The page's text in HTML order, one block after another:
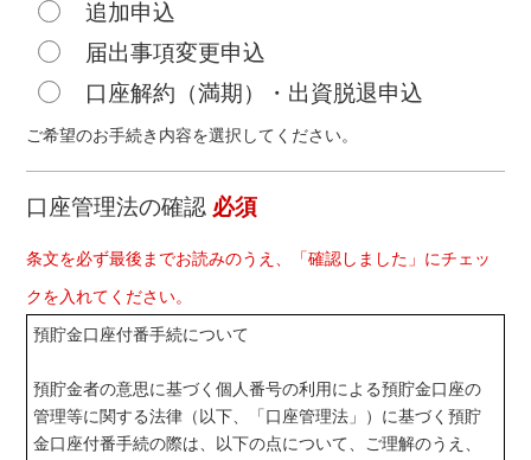
追加申込
届出事項変更申込
口座解約（満期）・出資脱退申込
ご希望のお手続き内容を選択してください。
口座管理法の確認 必須
条文を必ず最後までお読みのうえ、「確認しました」にチェッ
クを入れてください。
預貯金口座付番手続について
預貯金者の意思に基づく個人番号の利用による預貯金口座の
管理等に関する法律（以下、「口座管理法」）に基づく預貯
金口座付番手続の際は、以下の点について、ご理解のうえ、